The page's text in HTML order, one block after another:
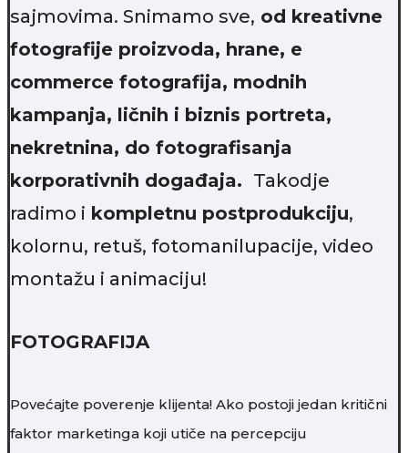
sajmovima. Snimamo sve, od kreativne
fotografije proizvoda, hrane, e
commerce fotografija, modnih
kampanja, ličnih i biznis portreta,
nekretnina, do fotografisanja
korporativnih događaja. Takodje
radimo i kompletnu postprodukciju,
kolornu, retuš, fotomanilupacije, video
montažu i animaciju!
FOTOGRAFIJA
Povećajte poverenje klijenta! Ako postoji jedan kritični
faktor marketinga koji utiče na percepciju